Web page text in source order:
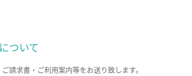
ついて
請求書・ご利用案内等をお送り致します。